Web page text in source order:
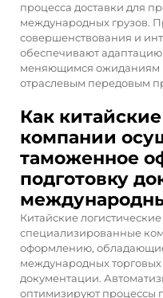
процесса доставки для
международных грузов.
совершенствования и
обеспечивают адаптацию
меняющимся ожиданиям
отраслевым передовым
Как
компании
таможенное
подготовку
Китайские
специализированные
оформлению,
международных
документации.
оптимизируют процессы